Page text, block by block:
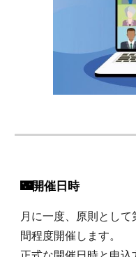
🌃開催日時
月に一度、原則とし
間程度開催します。